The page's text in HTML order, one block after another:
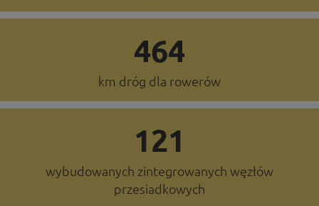
Promocja Programu Rewitalizacja
464
km dróg dla rowerów
121
wybudowanych zintegrowanych węzłów
przesiadkowych